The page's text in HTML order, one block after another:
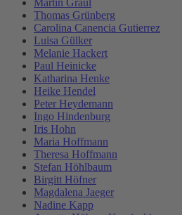
Martin Graul
Thomas Grünberg
Carolina Canencia Gutierrez
Luisa Gülker
Melanie Hackert
Paul Heinicke
Katharina Henke
Heike Hendel
Peter Heydemann
Ingo Hindenburg
Iris Hohn
Maria Hoffmann
Theresa Hoffmann
Stefan Höhlbaum
Birgitt Höfner
Magdalena Jaeger
Nadine Kapp